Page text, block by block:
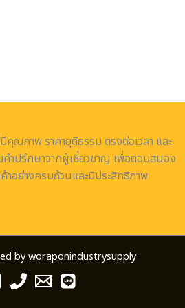
ภาพ ราคายุติธรรม ตรงต่อเวลา และ
ำปรึกษาจากผู้เชี่ยวชาญ เพื่อตอบสนอง
าอย่างครบถ้วนและมีประสิทธิภาพ
by woraponindustrysupply